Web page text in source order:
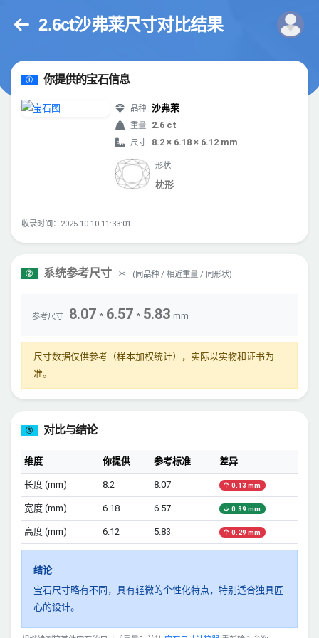
2.6ct沙弗莱尺寸对比结果
① 你提供的宝石信息
品种 沙弗莱
重量 2.6 ct
尺寸 8.2 × 6.18 × 6.12 mm
形状
枕形
收录时间：2025-10-10 11:33:01
② 系统参考尺寸 ＊ (同品种 / 相近重量 / 同形状)
参考尺寸 8.07 * 6.57 * 5.83 mm
尺寸数据仅供参考（样本加权统计），实际以实物和证书为
准。
③ 对比与结论
维度 你提供 参考标准 差异
长度 (mm) 8.2 8.07 0.13 mm
宽度 (mm) 6.18 6.57 0.39 mm
高度 (mm) 6.12 5.83 0.29 mm
结论
宝石尺寸略有不同，具有轻微的个性化特点，特别适合独具匠
心的设计。